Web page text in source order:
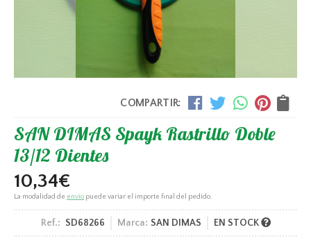
COMPARTIR:
SAN DIMAS Spayk Rastrillo Doble
13/12 Dientes
10,34€
La modalidad de envío puede variar el importe final del pedido.
Ref.: SD68266 Marca: SAN DIMAS EN STOCK